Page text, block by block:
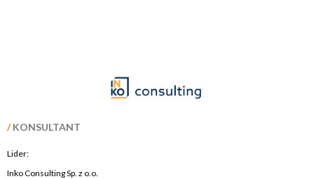
/KONSULTANT
Lider:
Inko Consulting Sp. z o.o.